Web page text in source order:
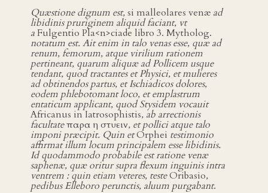
Quæstione dignum est,si malleolares venæ ad
libidinis pruriginem aliquid faciant, vt
aFulgentio Pla<n>ciade libro 3. Mytholog.
notatum est. Ait enim in talo venas esse, quæ ad
renum, femorum, atque virilium rationem
pertineant, quarum aliquæ ad Pollicem usque
tendant, quod tractantes et Physici, et mulieres
ad obtinendos partus, et Ischiadicos dolores,
eodem phlebotomant loco, et emplastrum
entaticum applicant, quod Stysidem vocauit
Africanus in Iatrosophistis, ab arrectionis
facultateπαρα η στυειν, et pollici atque talo
imponi præcipit. Quin etOrphei testimonio
affirmat illum locum principalem esse libidinis.
Id quodammodo probabile est ratione venæ
saphenæ, quæ oritur supra flexum inguinis intra
ventrem : quin etiam veteres, testeOribasio,
pedibus Elleboro perunctis, aluum purgabant.